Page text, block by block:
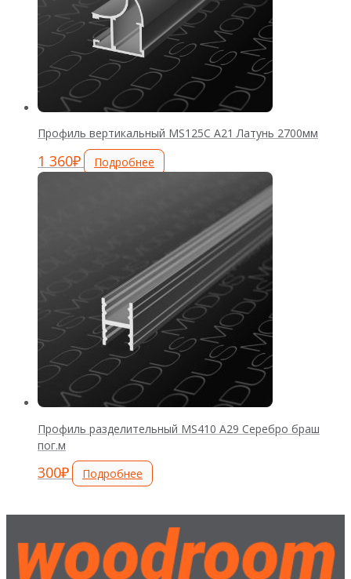
Профиль вертикальный MS125С А21 Латунь 2700мм
1 360₽ Подробнее
Профиль разделительный MS410 А29 Серебро браш
пог.м
300₽ Подробнее